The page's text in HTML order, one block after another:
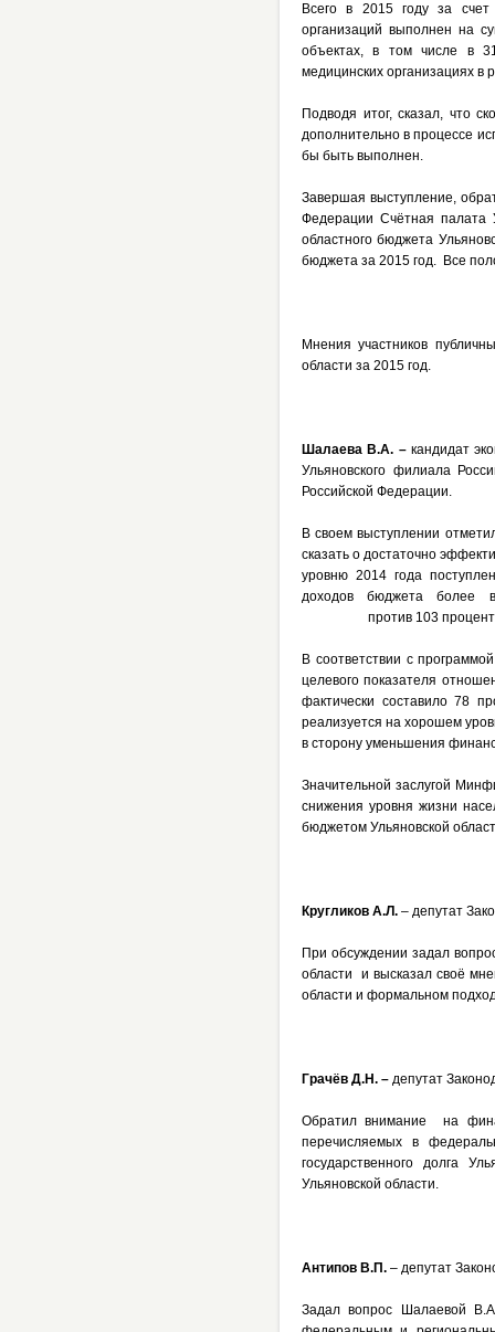
Всего в 2015 году за счет
организаций выполнен на
объектах, в том числе в
медицинских организациях в
Подводя итог, сказал, что
дополнительно в процессе
бы быть выполнен.
Завершая выступление,
Федерации Счётная палата
областного бюджета
бюджета за 2015 год. Все
Мнения участников
области за 2015 год.
Шалаева В.А. –кандидат
Ульяновского филиала
Российской Федерации.
В своем выступлении
сказать о достаточно
уровню 2014 года
доходов бюджета более
против 103 процента –
В соответствии с
целевого показателя
фактически составило 78
реализуется на хорошем
в сторону уменьшения
Значительной заслугой
снижения уровня жизни
бюджетом Ульяновской
Кругликов А.Л. – депутат
При обсуждении задал
области и высказал своё
области и формальном
Грачёв Д.Н. – депутат
Обратил внимание на
перечисляемых в
государственного долга
Ульяновской области.
Антипов В.П. – депутат
Задал вопрос Шалаевой